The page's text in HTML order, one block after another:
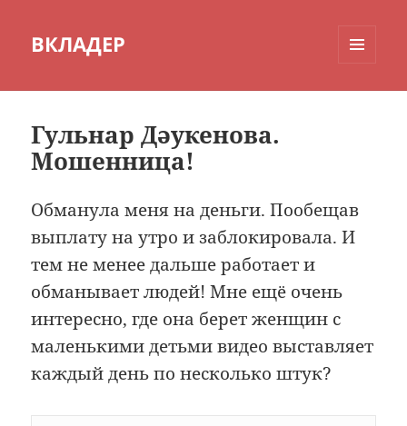
ВКЛАДЕР
Гульнар Дәукенова.
Мошенница!
Обманула меня на деньги. Пообещав
выплату на утро и заблокировала. И
тем не менее дальше работает и
обманывает людей! Мне ещё очень
интересно, где она берет женщин с
маленькими детьми видео выставляет
каждый день по несколько штук?